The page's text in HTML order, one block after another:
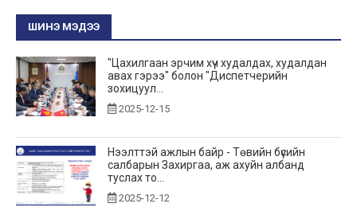
ШИНЭ МЭДЭЭ
"Цахилгаан эрчим хүч худалдах, худалдан
авах гэрээ" болон "Диспетчерийн
зохицуул...
2025-12-15
Нээлттэй ажлын байр - Төвийн бүсийн
салбарын Захиргаа, аж ахуйн албанд
туслах то...
2025-12-12